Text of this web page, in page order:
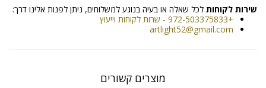
שירות לקוחות לכל שאלה או בעיה בנוגע למשלוחים, ניתן לפנות אלינו דרך:
+972-503375833 - שרות לקוחות וייעוץ
artlight52@gmail.com
מוצרים קשורים